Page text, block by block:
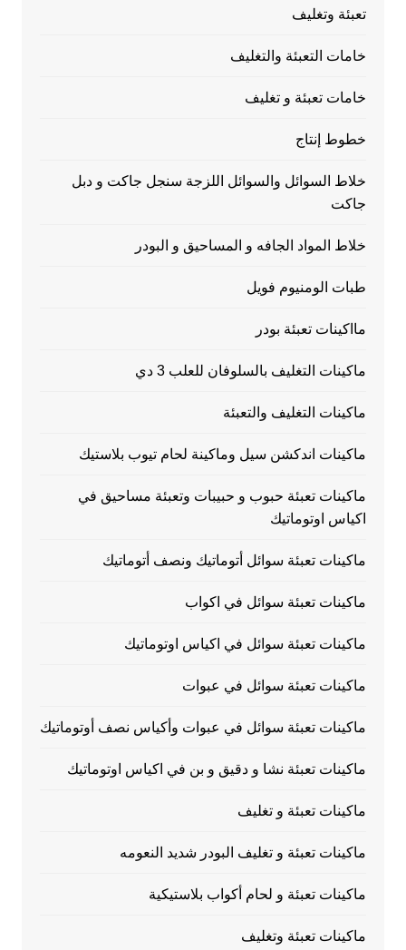
تعبئة وتغليف
خامات التعبئة والتغليف
خامات تعبئة و تغليف
خطوط إنتاج
خلاط السوائل والسوائل اللزجة سنجل جاكت و دبل
جاكت
خلاط المواد الجافه و المساحيق و البودر
طبات الومنيوم فويل
مااكينات تعبئة بودر
ماكينات التغليف بالسلوفان للعلب 3 دي
ماكينات التغليف والتعبئة
ماكينات اندكشن سيل وماكينة لحام تيوب بلاستيك
ماكينات تعبئة حبوب و حبيبات وتعبئة مساحيق في
اكياس اوتوماتيك
ماكينات تعبئة سوائل أتوماتيك ونصف أتوماتيك
ماكينات تعبئة سوائل في اكواب
ماكينات تعبئة سوائل في اكياس اوتوماتيك
ماكينات تعبئة سوائل في عبوات
ماكينات تعبئة سوائل في عبوات وأكياس نصف أوتوماتيك
ماكينات تعبئة نشا و دقيق و بن في اكياس اوتوماتيك
ماكينات تعبئة و تغليف
ماكينات تعبئة و تغليف البودر شديد النعومه
ماكينات تعبئة و لحام أكواب بلاستيكية
ماكينات تعبئة وتغليف